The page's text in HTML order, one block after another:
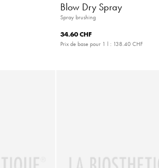
Blow Dry Spray
Spray brushing
34.60 CHF
Prix de base pour 1 l : 138.40 CHF